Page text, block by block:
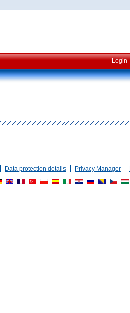
Login
Data protection details Privacy Manager